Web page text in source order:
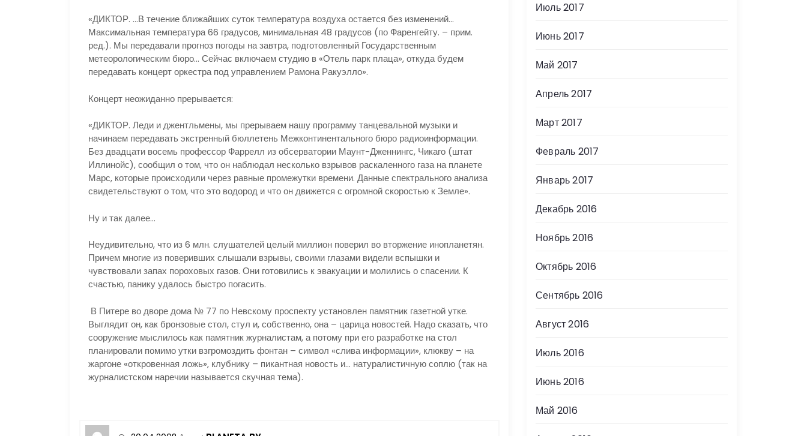
«ДИКТОР. …В течение ближайших суток температура воздуха остается без изменений…
Максимальная температура 66 градусов, минимальная 48 градусов (по Фаренгейту. – прим.
ред.). Мы передавали прогноз погоды на завтра, подготовленный Государственным
метеорологическим бюро… Сейчас включаем студию в «Отель парк плаца», откуда будем
передавать концерт оркестра под управлением Рамона Ракуэлло».
Концерт неожиданно прерывается:
«ДИКТОР. Леди и джентльмены, мы прерываем нашу программу танцевальной музыки и
начинаем передавать экстренный бюллетень Межконтинентального бюро радиоинформации.
Без двадцати восемь профессор Фаррелл из обсерватории Маунт-Дженнингс, Чикаго (штат
Иллинойс), сообщил о том, что он наблюдал несколько взрывов раскаленного газа на планете
Марс, которые происходили через равные промежутки времени. Данные спектрального анализа
свидетельствуют о том, что это водород и что он движется с огромной скоростью к Земле».
Ну и так далее…
Неудивительно, что из 6 млн. слушателей целый миллион поверил во вторжение инопланетян.
Причем многие из поверивших слышали взрывы, своими глазами видели вспышки и
чувствовали запах пороховых газов. Они готовились к эвакуации и молились о спасении. К
счастью, панику удалось быстро погасить.
В Питере во дворе дома № 77 по Невскому проспекту установлен памятник газетной утке.
Выглядит он, как бронзовые стол, стул и, собственно, она – царица новостей. Надо сказать, что
сооружение мыслилось как памятник журналистам, а потому при его разработке на стол
планировали помимо утки взгромоздить фонтан – символ «слива информации», клюкву – на
жаргоне «откровенная ложь», клубнику – пикантная новость и… натуралистичную соплю (так на
журналистском наречии называется скучная тема).
Июль 2017
Июнь 2017
Май 2017
Апрель 2017
Март 2017
Февраль 2017
Январь 2017
Декабрь 2016
Ноябрь 2016
Октябрь 2016
Сентябрь 2016
Август 2016
Июль 2016
Июнь 2016
Май 2016